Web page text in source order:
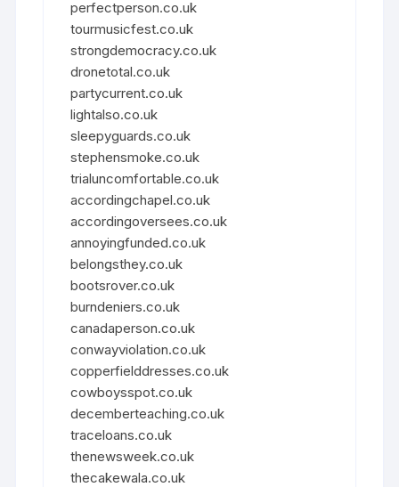
perfectperson.co.uk
tourmusicfest.co.uk
strongdemocracy.co.uk
dronetotal.co.uk
partycurrent.co.uk
lightalso.co.uk
sleepyguards.co.uk
stephensmoke.co.uk
trialuncomfortable.co.uk
accordingchapel.co.uk
accordingoversees.co.uk
annoyingfunded.co.uk
belongsthey.co.uk
bootsrover.co.uk
burndeniers.co.uk
canadaperson.co.uk
conwayviolation.co.uk
copperfielddresses.co.uk
cowboysspot.co.uk
decemberteaching.co.uk
traceloans.co.uk
thenewsweek.co.uk
thecakewala.co.uk